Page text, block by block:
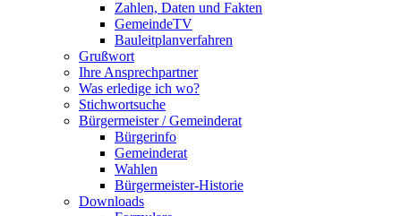
Zahlen, Daten und Fakten
GemeindeTV
Bauleitplanverfahren
Grußwort
Ihre Ansprechpartner
Was erledige ich wo?
Stichwortsuche
Bürgermeister / Gemeinderat
Bürgerinfo
Gemeinderat
Wahlen
Bürgermeister-Historie
Downloads